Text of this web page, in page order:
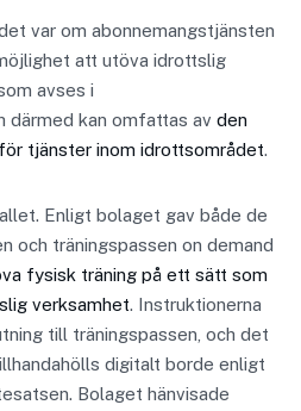
var om abonnemangstjänsten
att utöva idrottslig
avses i
därmed kan omfattas av den
tjänster inom idrottsområdet.
Enligt bolaget gav både de
och träningspassen on demand
fysisk träning på ett sätt som
verksamhet. Instruktionerna
till träningspassen, och det
digitalt borde enligt
Bolaget hänvisade